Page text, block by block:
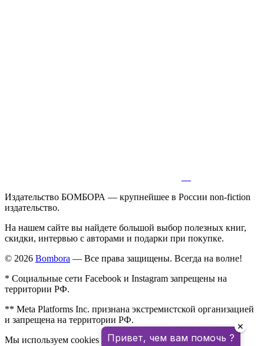
Издательство БОМБОРА — крупнейшее в России non-fiction
издательство.
На нашем сайте вы найдете большой выбор полезных книг,
скидки, интервью с авторами и подарки при покупке.
© 2026 Bombora — Все права защищены. Всегда на волне!
* Социальные сети Facebook и Instagram запрещены на
территории РФ.
** Meta Platforms Inc. признана экстремистской организацией
и запрещена на территории РФ.
Мы используем cookies для улучшения работы сайта.
Привет, чем вам помочь ?
✕